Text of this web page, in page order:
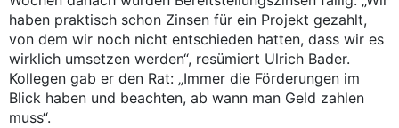
haben praktisch schon Zinsen für ein Projekt gezahlt,
von dem wir noch nicht entschieden hatten, dass wir es
wirklich umsetzen werden“, resümiert Ulrich Bader.
Kollegen gab er den Rat: „Immer die Förderungen im
Blick haben und beachten, ab wann man Geld zahlen
muss“.